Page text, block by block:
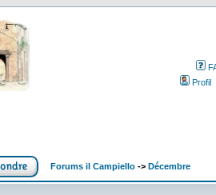
Profil
Forums il Campiello -> Décembre